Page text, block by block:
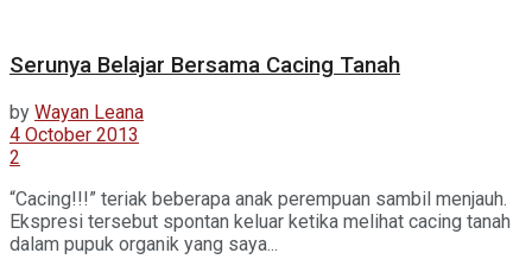
Serunya Belajar Bersama Cacing Tanah
by Wayan Leana
4 October 2013
2
“Cacing!!!” teriak beberapa anak perempuan sambil menjauh.
Ekspresi tersebut spontan keluar ketika melihat cacing tanah
dalam pupuk organik yang saya...